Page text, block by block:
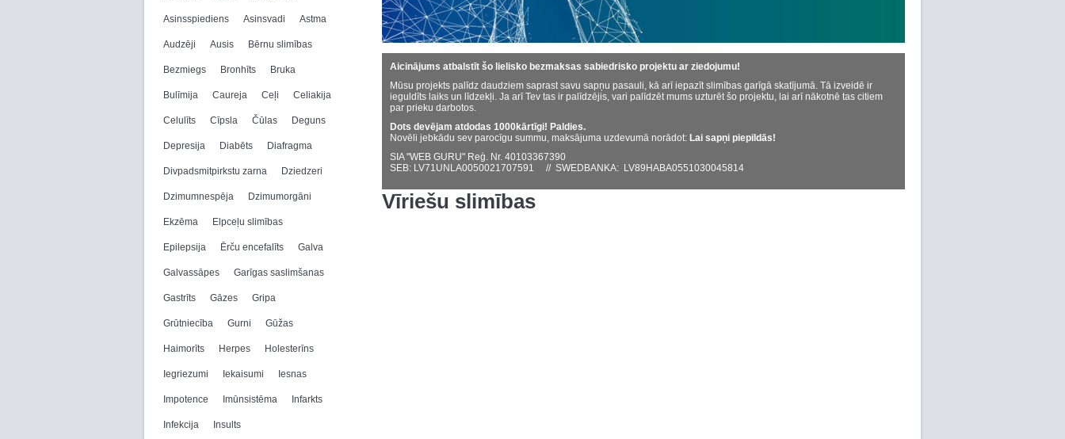
Asinsspiediens Asinsvadi Astma
Audzēji Ausis Bērnu slimības
Bezmiegs Bronhīts Bruka
Bulīmija Caureja Ceļi Celiakija
Celulīts Cīpsla Čūlas Deguns
Depresija Diabēts Diafragma
Divpadsmitpirkstu zarna Dziedzeri
Dzimumnespēja Dzimumorgāni
Ekzēma Elpceļu slimības
Epilepsija Ērču encefalīts Galva
Galvassāpes Garīgas saslimšanas
Gastrīts Gāzes Gripa
Grūtniecība Gurni Gūžas
Haimorīts Herpes Holesterīns
Iegriezumi Iekaisumi Iesnas
Impotence Imūnsistēma Infarkts
Infekcija Insults
Aicinājums atbalstīt šo lielisko bezmaksas sabiedrisko projektu ar ziedojumu!
Mūsu projekts palīdz daudziem saprast savu sapņu pasauli, kā arī iepazīt slimības garīgā skatījumā. Tā izveidē ir
ieguldīts laiks un līdzekļi. Ja arī Tev tas ir palīdzējis, vari palīdzēt mums uzturēt šo projektu, lai arī nākotnē tas citiem
par prieku darbotos.
Dots devējam atdodas 1000kārtīgi! Paldies.
Novēli jebkādu sev parocīgu summu, maksājuma uzdevumā norādot: Lai sapņi piepildās!
SIA "WEB GURU" Reģ. Nr. 40103367390
SEB: LV71UNLA0050021707591 // SWEDBANKA: LV89HABA0551030045814
Vīriešu slimības